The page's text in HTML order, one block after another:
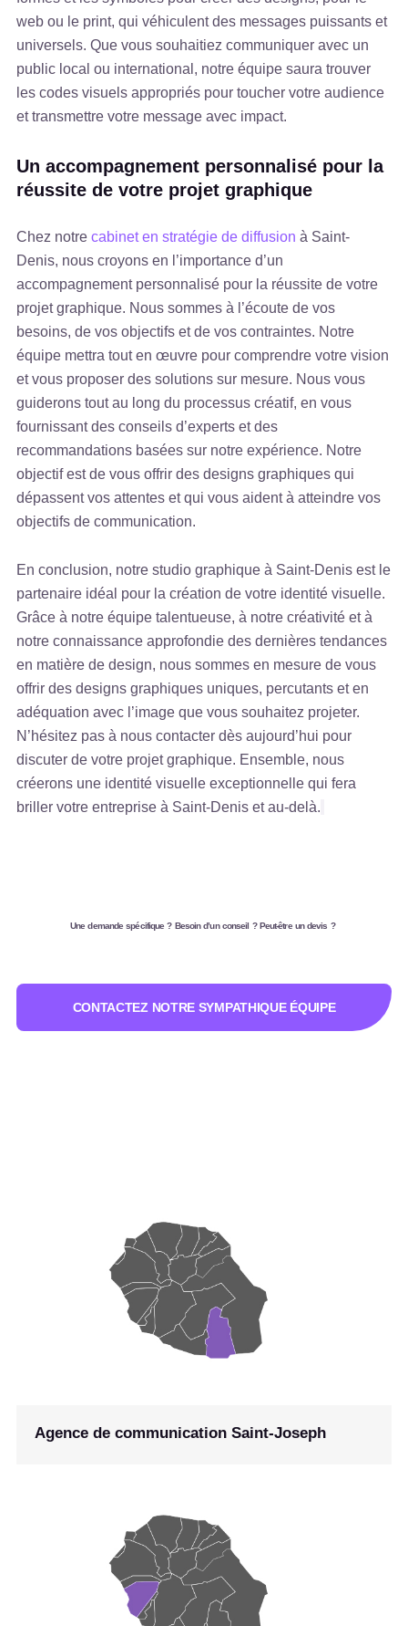
web ou le print, qui véhiculent des messages puissants et
universels. Que vous souhaitiez communiquer avec un
public local ou international, notre équipe saura trouver
les codes visuels appropriés pour toucher votre audience
et transmettre votre message avec impact.
Un accompagnement personnalisé pour la
réussite de votre projet graphique
Chez notrecabinet en stratégie de diffusion à Saint-
Denis, nous croyons en l’importance d’un
accompagnement personnalisé pour la réussite de votre
projet graphique. Nous sommes à l’écoute de vos
besoins, de vos objectifs et de vos contraintes. Notre
équipe mettra tout en œuvre pour comprendre votre vision
et vous proposer des solutions sur mesure. Nous vous
guiderons tout au long du processus créatif, en vous
fournissant des conseils d’experts et des
recommandations basées sur notre expérience. Notre
objectif est de vous offrir des designs graphiques qui
dépassent vos attentes et qui vous aident à atteindre vos
objectifs de communication.
En conclusion, notre studio graphique à Saint-Denis est le
partenaire idéal pour la création de votre identité visuelle.
Grâce à notre équipe talentueuse, à notre créativité et à
notre connaissance approfondie des dernières tendances
en matière de design, nous sommes en mesure de vous
offrir des designs graphiques uniques, percutants et en
adéquation avec l’image que vous souhaitez projeter.
N’hésitez pas à nous contacter dès aujourd’hui pour
discuter de votre projet graphique. Ensemble, nous
créerons une identité visuelle exceptionnelle qui fera
briller votre entreprise à Saint-Denis et au-delà.
Une demande spécifique ? Besoin d’un conseil ? Peut-être un devis ?
CONTACTEZ NOTRE SYMPATHIQUE ÉQUIPE
Agence de communication Saint-Joseph